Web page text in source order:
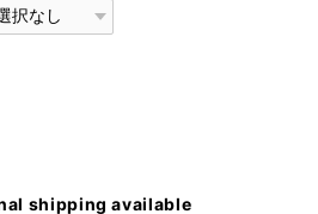
shipping available